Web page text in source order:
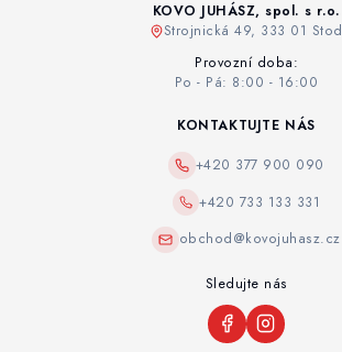
KOVO JUHÁSZ, spol. s r.o.
Strojnická 49, 333 01 Stod
Provozní doba:
Po - Pá: 8:00 - 16:00
KONTAKTUJTE NÁS
+420 377 900 090
+420 733 133 331
obchod@kovojuhasz.cz
Sledujte nás